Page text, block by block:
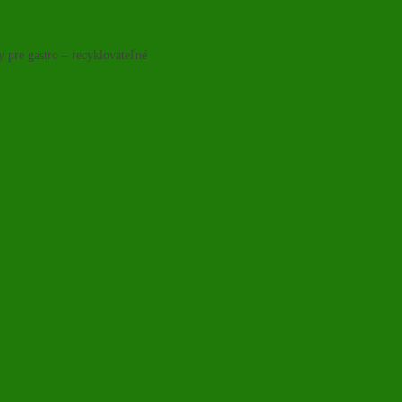
pre gastro – recyklovateľné